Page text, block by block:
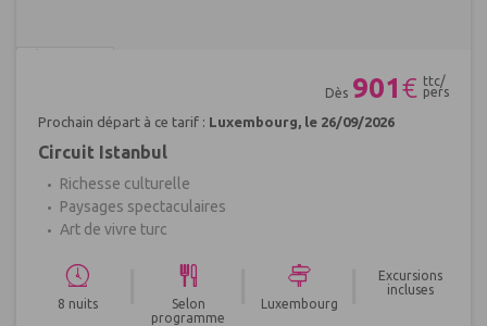
Dès 901€ ttc/
pers
Prochain départ à ce tarif : Luxembourg, le 26/09/2026
Circuit Istanbul
Richesse culturelle
Paysages spectaculaires
Art de vivre turc
8 nuits
Selon
programme
Luxembourg
Excursions
incluses